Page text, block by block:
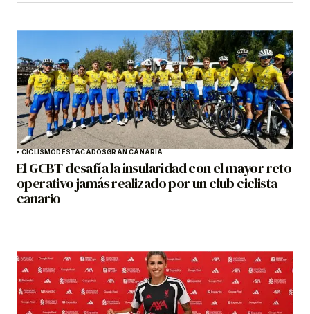
CICLISMODESTACADOSGRAN CANARIA
El GCBT desafía la insularidad con el mayor reto
operativo jamás realizado por un club ciclista
canario